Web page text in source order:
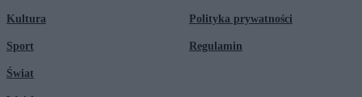
Kultura
Sport
Świat
Polityka prywatności
Regulamin